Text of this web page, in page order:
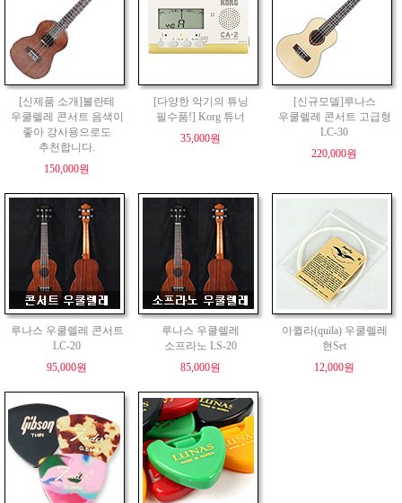
[신제품 소개]볼란테
우쿨렐레 콘서트 음색이
좋아 강사용으로도
추천합니다.
150,000원
[다양한 악기의 튜닝
필수품!] Korg 튜너
35,000원
[신규모델]루나스
우쿨렐레 콘서트 고급형
LC-30
220,000원
루나스 우쿨렐레 콘서트
LC-20
95,000원
루나스 우쿨렐레
소프라노 LS-20
85,000원
아퀼라(quila) 우쿨렐레
현Set
12,000원